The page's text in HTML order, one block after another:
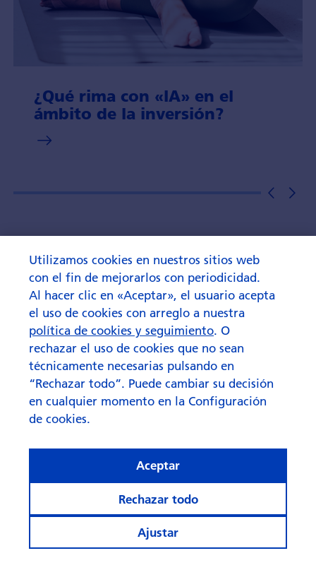
¿Qué rima con «IA» en el
ámbito de la inversión?
Utilizamos cookies en nuestros sitios web
con el fin de mejorarlos con periodicidad.
Al hacer clic en «Aceptar», el usuario acepta
el uso de cookies con arreglo a nuestra
política de cookies y seguimiento. O
rechazar el uso de cookies que no sean
técnicamente necesarias pulsando en
“Rechazar todo”. Puede cambiar su decisión
en cualquier momento en la Configuración
de cookies.
Ajustar
Rechazar todo
Aceptar